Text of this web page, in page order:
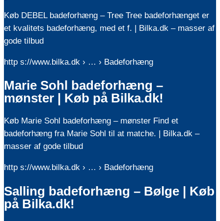
Køb DEBEL badeforhæng – Tree Tree badeforhænget er
et kvalitets badeforhæng, med et f. | Bilka.dk – masser af
gode tilbud
http s://www.bilka.dk › … › Badeforhæng
Marie Sohl badeforhæng –
mønster | Køb på Bilka.dk!
Køb Marie Sohl badeforhæng – mønster Find et
badeforhæng fra Marie Sohl til at matche. | Bilka.dk –
masser af gode tilbud
http s://www.bilka.dk › … › Badeforhæng
Salling badeforhæng – Bølge | Køb
på Bilka.dk!